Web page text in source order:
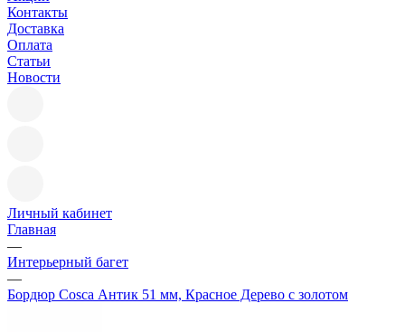
Контакты
Доставка
Оплата
Статьи
Новости
Личный кабинет
Главная
—
Интерьерный багет
—
Бордюр Cosca Антик 51 мм, Красное Дерево с золотом